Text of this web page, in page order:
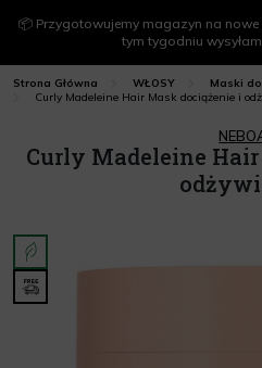
📦 Przygotowujemy magazyn na
tym tygodniu
Strona Główna WŁOSY
Maski
Curly Madeleine Hair Mask dociążenie i
Curly Madeleine